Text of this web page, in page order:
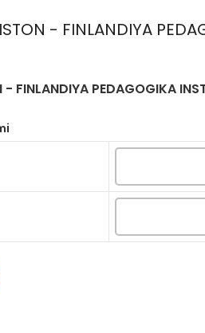
- FINLANDIYA
- FINLANDIYA PEDAGOGIKA